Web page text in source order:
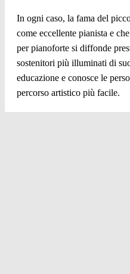
In ogni caso, la fama del
come eccellente pianista e
per pianoforte si diffonde
sostenitori più illuminati di
educazione e conosce le
percorso artistico più facile.